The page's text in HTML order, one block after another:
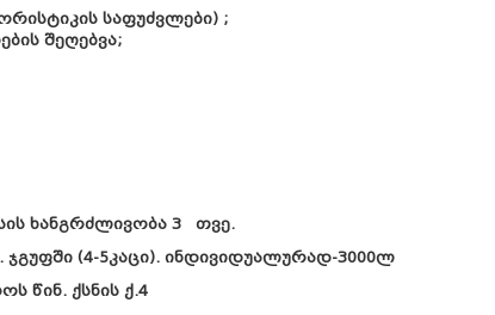
საფუძვლები) ;
შეღებვა;
ხანგრძლივობა 3 თვე.
(4-5კაცი). ინდივიდუალურად-3000ლ
წინ. ქსნის ქ.4